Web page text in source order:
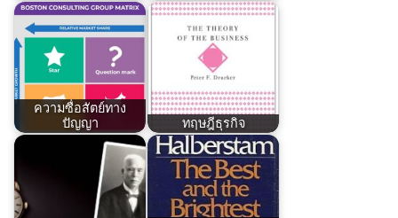
ความซื่อสัตย์ทาง
ปัญญา
ทฤษฎีธุรกิจ